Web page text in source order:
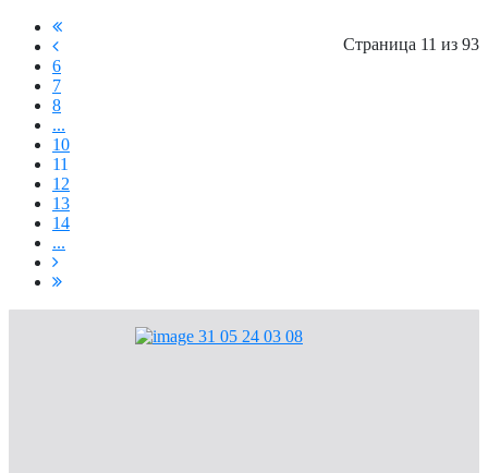
Страница 11 из 93
6
7
8
...
10
11
12
13
14
...